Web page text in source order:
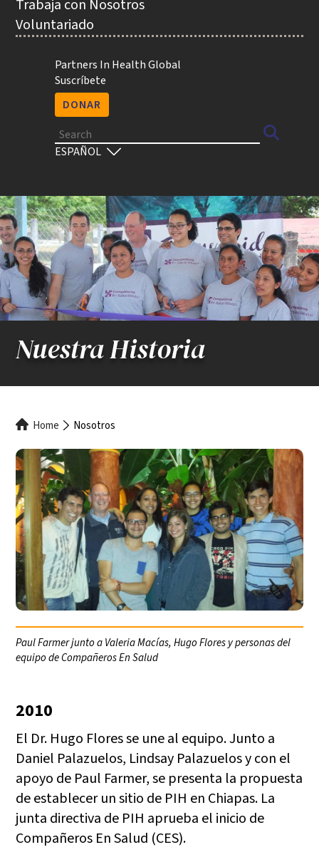
Utility
Partners In Health Global
Suscríbete
DONAR
Search
Select
NAVIGATION
Trabaja con Nosotros
Voluntariado
Nuestra Historia
Breadcrumb
Home Nosotros
Paul Farmer junto a Valeria Macías, Hugo Flores y personas del
equipo de Compañeros En Salud
2010
El Dr. Hugo Flores se une al equipo. Junto a
Daniel Palazuelos, Lindsay Palazuelos y con el
apoyo de Paul Farmer, se presenta la propuesta
de establecer un sitio de PIH en Chiapas. La
junta directiva de PIH aprueba el inicio de
Compañeros En Salud (CES).